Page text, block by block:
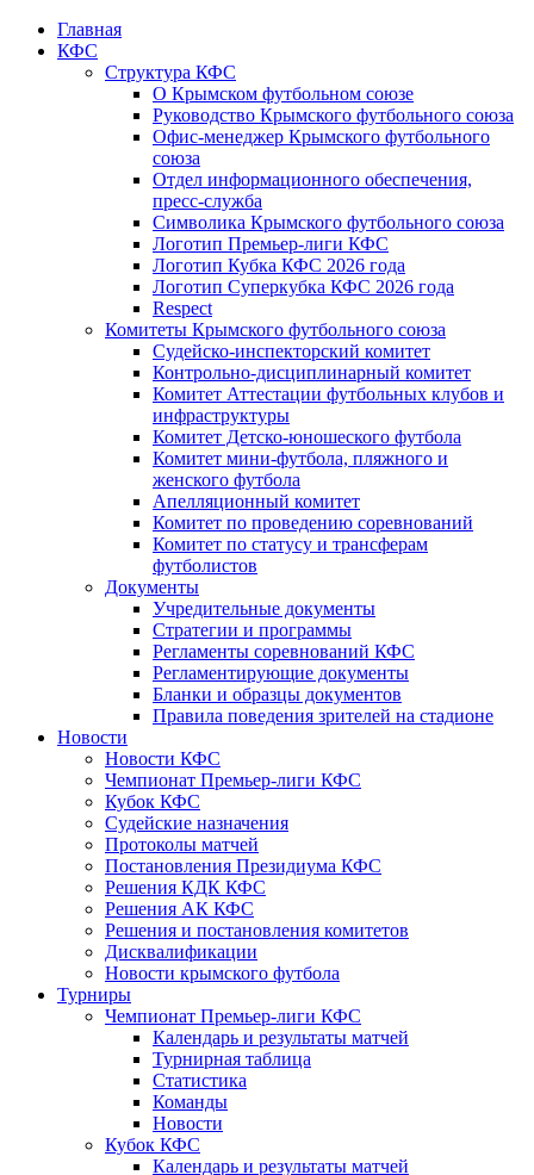
Главная
КФС
Структура КФС
О Крымском футбольном союзе
Руководство Крымского футбольного союза
Офис-менеджер Крымского футбольного
союза
Отдел информационного обеспечения,
пресс-служба
Символика Крымского футбольного союза
Логотип Премьер-лиги КФС
Логотип Кубка КФС 2026 года
Логотип Суперкубка КФС 2026 года
Respect
Комитеты Крымского футбольного союза
Судейско-инспекторский комитет
Контрольно-дисциплинарный комитет
Комитет Аттестации футбольных клубов и
инфраструктуры
Комитет Детско-юношеского футбола
Комитет мини-футбола, пляжного и
женского футбола
Апелляционный комитет
Комитет по проведению соревнований
Комитет по статусу и трансферам
футболистов
Документы
Учредительные документы
Стратегии и программы
Регламенты соревнований КФС
Регламентирующие документы
Бланки и образцы документов
Правила поведения зрителей на стадионе
Новости
Новости КФС
Чемпионат Премьер-лиги КФС
Кубок КФС
Судейские назначения
Протоколы матчей
Постановления Президиума КФС
Решения КДК КФС
Решения АК КФС
Решения и постановления комитетов
Дисквалификации
Новости крымского футбола
Турниры
Чемпионат Премьер-лиги КФС
Календарь и результаты матчей
Турнирная таблица
Статистика
Команды
Новости
Кубок КФС
Календарь и результаты матчей